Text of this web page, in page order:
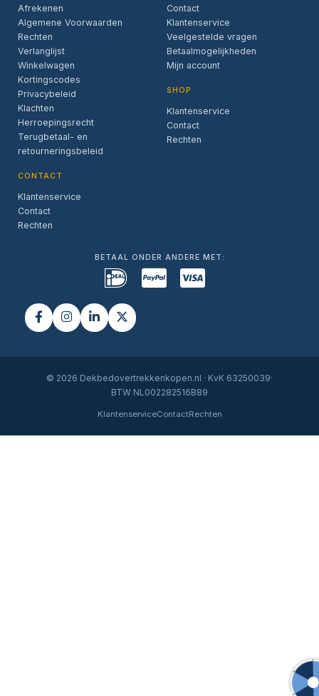
Afrekenen
Algemene Voorwaarden
Rechten
Verlanglijst
Winkelwagen
Kortingscodes
Privacybeleid
Klachten
Herroepingsrecht
Terugbetaal- en
retourneringsbeleid
CONTACT
Klantenservice
Contact
Rechten
Contact
Klantenservice
Veelgestelde vragen
Betaalmogelijkheden
Mijn account
SHOP
Klantenservice
Contact
Rechten
BETAAL ONDER ANDERE MET:
© 2026 Dekbedovertrekkenkopen.nl · KvK 63250039·
BTW NL002282516B89
KlantenserviceContactRechten